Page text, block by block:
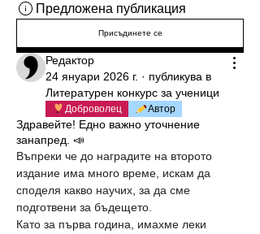
Предложена публикация
Присъдинете се
Редактор
24 януари 2026 г. · публикува в
Литературен конкурс за ученици
Доброволец Автор
Здравейте! Едно важно уточнение
занапред. 📣
Въпреки че до наградите на второто
издание има много време, искам да
споделя какво научих, за да сме
подготвени за бъдещето.
Като за първа година, имахме леки